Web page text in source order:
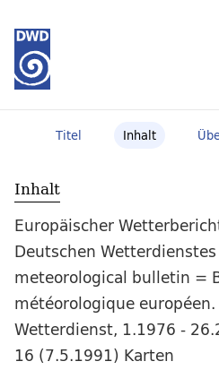
Titel Inhalt
Inhalt
Europäischer
Deutschen
meteorological bulletin =
météorologique
Wetterdienst, 1.1976 -
16 (7.5.1991) Karten